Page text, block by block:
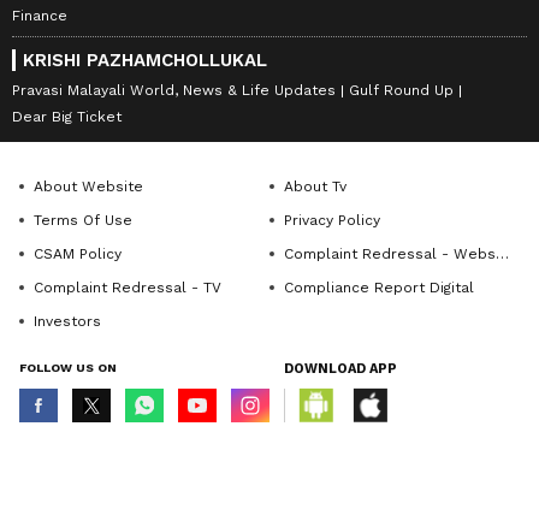
Finance
KRISHI PAZHAMCHOLLUKAL
Pravasi Malayali World, News & Life Updates
Gulf Round Up
Dear Big Ticket
About Website
About Tv
Terms Of Use
Privacy Policy
CSAM Policy
Complaint Redressal - Website
Complaint Redressal - TV
Compliance Report Digital
Investors
FOLLOW US ON DOWNLOAD APP